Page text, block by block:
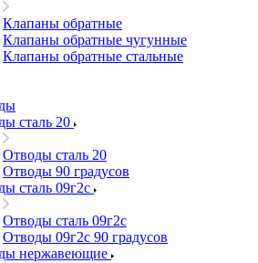
Клапаны обратные
Клапаны обратные чугунные
Клапаны обратные стальные
сталь 20
Отводы сталь 20
Отводы 90 градусов
сталь 09г2с
Отводы сталь 09г2с
Отводы 09г2с 90 градусов
нержавеющие